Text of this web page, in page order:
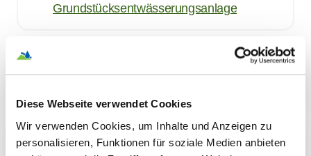
Diese Webseite verwendet Cookies
Wir verwenden Cookies, um Inhalte und Anzeigen zu
personalisieren, Funktionen für soziale Medien anbieten
Grundstücksentwässerungsanlage